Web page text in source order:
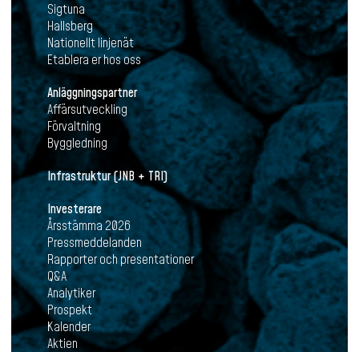
Sigtuna
Hallsberg
Nationellt linjenät
Etablera er hos oss
Anläggningspartner
Affärsutveckling
Förvaltning
Byggledning
Infrastruktur (JNB + TRI)
Investerare
Årsstämma 2026
Pressmeddelanden
Rapporter och presentationer
Q&A
Analytiker
Prospekt
Kalender
Aktien